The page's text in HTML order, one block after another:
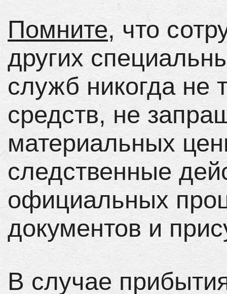
Помните, что
других
служб никогда не
средств, не
материальных
следственные
официальных
документов и
В случае